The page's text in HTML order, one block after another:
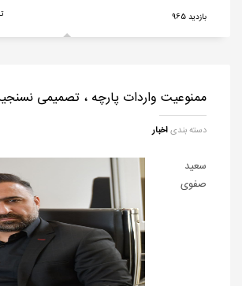
بازدید 965
ممنوعیت واردات پارچه ، تصمیمی
دسته بندیاخبار
سعید
صفوی